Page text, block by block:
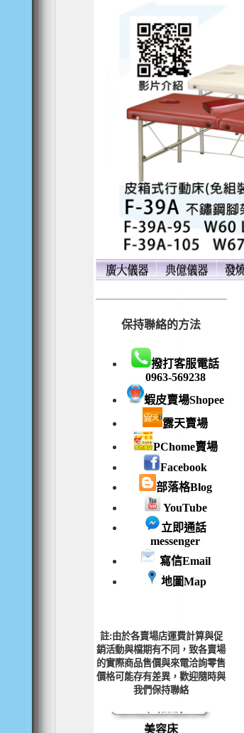
保持聯絡的方法
撥打客服電話
0963-569238
蝦皮賣場Shopee
露天賣場
PChome賣場
Facebook
部落格Blog
YouTube
立即通話
messenger
寫信Email
地圖Map
註:由於各賣場店運費計算與促
銷活動與檔期有不同，致各賣場
的實際商品售價與來電洽詢零售
價格可能存有差異，歡迎隨時與
我們保持聯絡
歐式美容床
殺菌電熱箱
毛巾箱4打裝
毛巾箱3打裝
毛巾箱2打裝
殺菌箱